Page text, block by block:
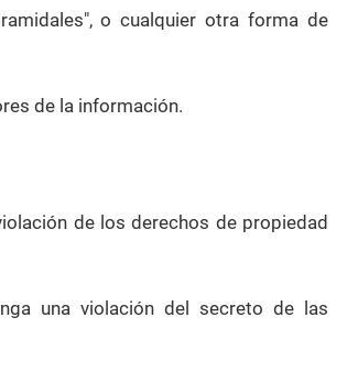
o cualquier otra forma de
de la información.
de los derechos de propiedad
una violación del secreto de las